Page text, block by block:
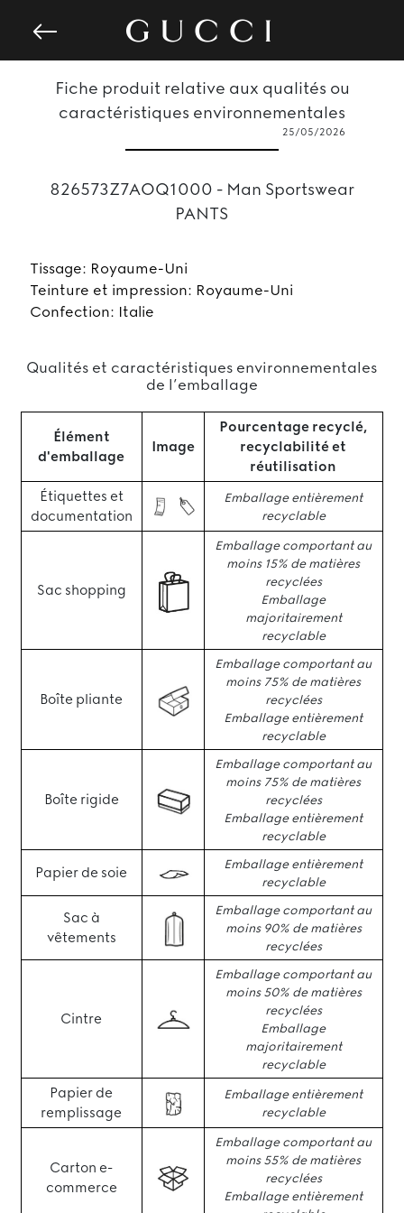
Fiche produit relative aux qualités ou
caractéristiques environnementales
25/05/2026
826573Z7AOQ1000 - Man Sportswear
PANTS
Tissage: Royaume-Uni
Teinture et impression: Royaume-Uni
Confection: Italie
Qualités et caractéristiques environnementales
de l’emballage
Élément
d'emballage
Image
Pourcentage recyclé,
recyclabilité et
réutilisation
Étiquettes et
documentation
Emballage entièrement
recyclable
Sac shopping
Emballage comportant au
moins 15% de matières
recyclées
Emballage
majoritairement
recyclable
Boîte pliante
Emballage comportant au
moins 75% de matières
recyclées
Emballage entièrement
recyclable
Boîte rigide
Emballage comportant au
moins 75% de matières
recyclées
Emballage entièrement
recyclable
Papier de soie
Emballage entièrement
recyclable
Sac à
vêtements
Emballage comportant au
moins 90% de matières
recyclées
Cintre
Emballage comportant au
moins 50% de matières
recyclées
Emballage
majoritairement
recyclable
Papier de
remplissage
Emballage entièrement
recyclable
Carton e-
commerce
Emballage comportant au
moins 55% de matières
recyclées
Emballage entièrement